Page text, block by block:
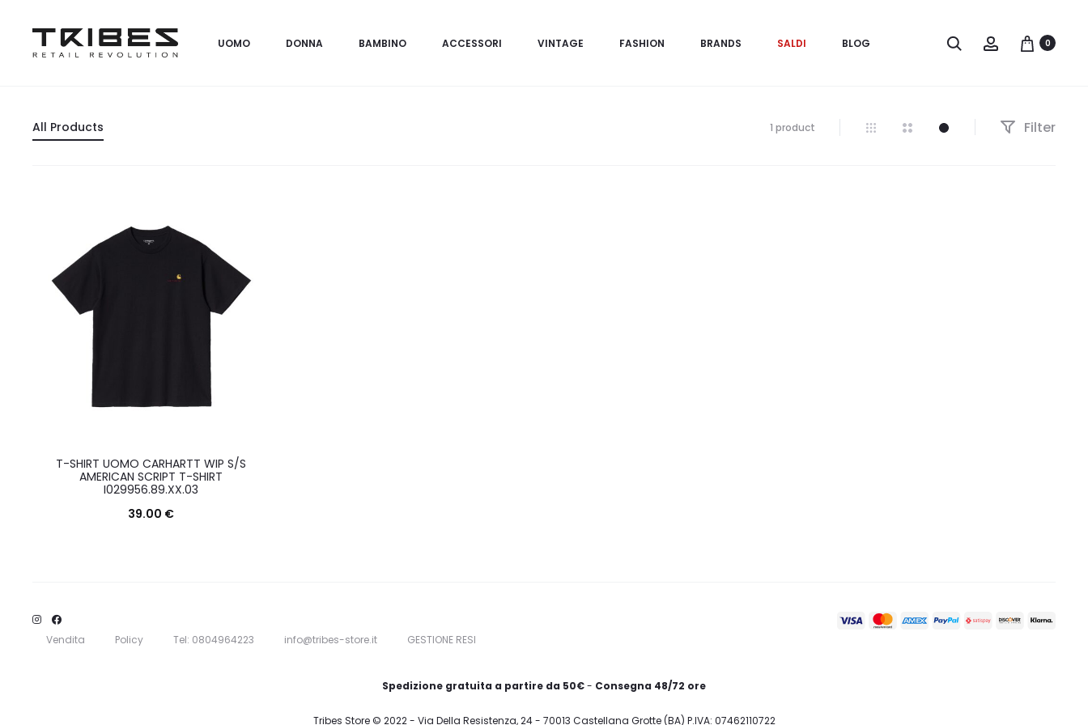
UOMO DONNA BAMBINO ACCESSORI VINTAGE FASHION BRANDS SALDI BLOG Search Account0
All Products 1 productVisualizzazione
Filter
T-SHIRT UOMO CARHARTT WIP S/S
AMERICAN SCRIPT T-SHIRT
I029956.89.XX.03
39.00 €
varianti.
Vendita Policy Tel: 0804964223 info@tribes-store.it GESTIONE RESI
Spedizione gratuita a partire da 50€- Consegna 48/72 ore
Tribes Store © 2022 - Via Della Resistenza, 24 - 70013 Castellana Grotte (BA) P.IVA: 07462110722